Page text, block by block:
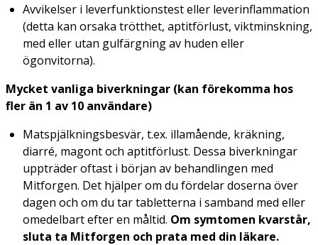
Avvikelser i leverfunktionstest eller leverinflammation
(detta kan orsaka trötthet, aptitförlust, viktminskning,
med eller utan gulfärgning av huden eller
ögonvitorna).
Mycket vanliga biverkningar (kan förekomma hos
fler än 1 av 10 användare)
Matspjälkningsbesvär, t.ex. illamående, kräkning,
diarré, magont och aptitförlust. Dessa biverkningar
uppträder oftast i början av behandlingen med
Mitforgen. Det hjälper om du fördelar doserna över
dagen och om du tar tabletterna i samband med eller
omedelbart efter en måltid. Om symtomen kvarstår,
sluta ta Mitforgen och prata med din läkare.